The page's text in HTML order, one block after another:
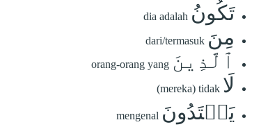
تَكُونُ dia adalah
مِنَ dari/termasuk
ٱلَّذِينَ orang-orang yang
لَا (mereka) tidak
يَهۡتَدُونَ mengenal